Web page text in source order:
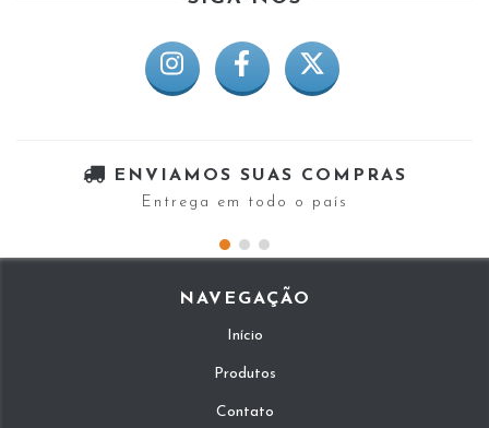
ENVIAMOS SUAS COMPRAS
Entrega em todo o país
NAVEGAÇÃO
Início
Produtos
Contato